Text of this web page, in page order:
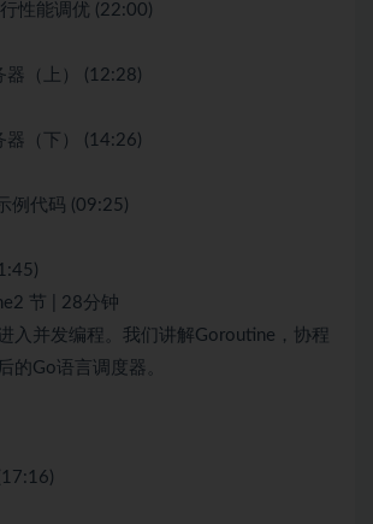
性能调优 (22:00)
（上） (12:28)
（下） (14:26)
例代码 (09:25)
节 | 28分钟
入并发编程。我们讲解Goroutine，协程
的Go语言调度器。